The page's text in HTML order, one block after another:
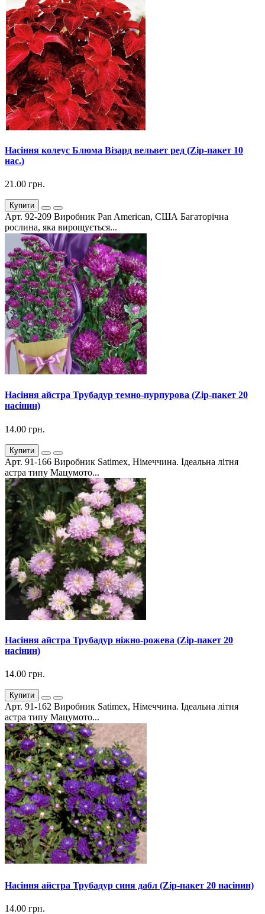
Насіння колеус Блюма Візард вельвет ред (Zip-пакет 10
нас.)
21.00 грн.
Купити
Арт. 92-209 Виробник Pan American, США Багаторічна
рослина, яка вирощується...
Насіння айстра Трубадур темно-пурпурова (Zip-пакет 20
насінин)
14.00 грн.
Купити
Арт. 91-166 Виробник Satimex, Німеччина. Ідеальна літня
астра типу Мацумото...
Насіння айстра Трубадур ніжно-рожева (Zip-пакет 20
насінин)
14.00 грн.
Купити
Арт. 91-162 Виробник Satimex, Німеччина. Ідеальна літня
астра типу Мацумото...
Насіння айстра Трубадур синя дабл (Zip-пакет 20 насінин)
14.00 грн.